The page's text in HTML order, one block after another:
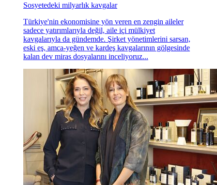
Sosyetedeki milyarlık kavgalar
Türkiye'nin ekonomisine yön veren en zengin aileler
sadece yatırımlarıyla değil, aile içi mülkiyet
kavgalarıyla da gündemde. Şirket yönetimlerini sarsan,
eski eş, amca-yeğen ve kardeş kavgalarının gölgesinde
kalan dev miras dosyalarını inceliyoruz...